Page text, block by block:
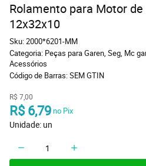
Rolamento para Motor
12x32x10
Sku:2000*6201-MM
Categoria: Peças para Garen, Seg, Mc
Acessórios
Código de Barras:SEM GTIN
R$ 7,00
R$ 6,79 no Pix
Unidade: un